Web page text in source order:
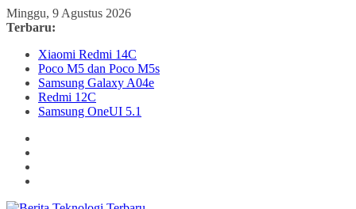
Skip
to
Minggu, 9 Agustus 2026
Terbaru:
Xiaomi Redmi 14C
Poco M5 dan Poco M5s
Samsung Galaxy A04e
Redmi 12C
Samsung OneUI 5.1